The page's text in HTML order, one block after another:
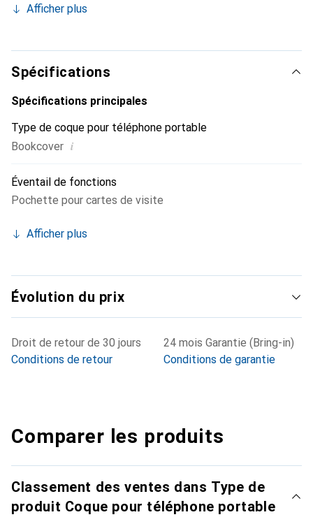
chic et essentiel pour votre smartphone. Reconnaître
marque Noreve est un choix sûr pour une clientèle
exigeante.
Afficher plus
Spécifications
Spécifications principales
Type de coque pour téléphone portable
Bookcover i
Éventail de fonctions
Pochette pour cartes de visite
Afficher plus
Évolution du prix
Droit de retour de 30 jours
Conditions de retour
24 mois Garantie (Bring-in)
Conditions de garantie
Comparer les produits
Classement des ventes dans Type de
produit Coque pour téléphone portable